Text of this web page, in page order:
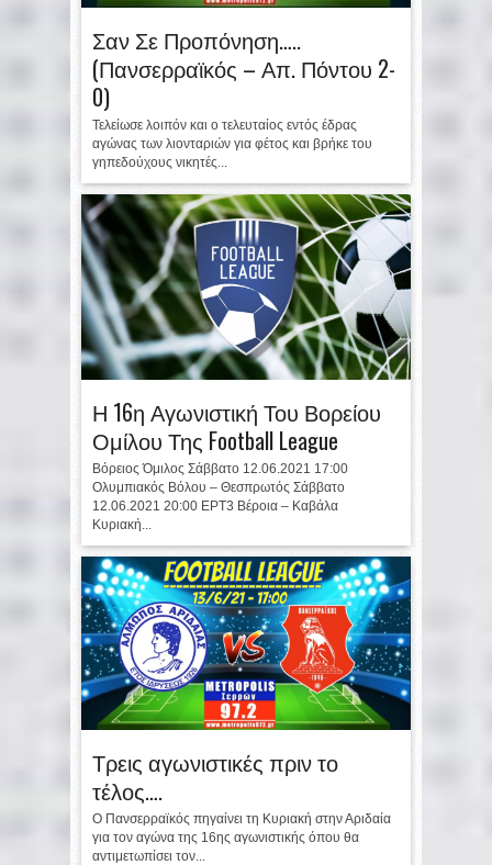
Σαν Σε Προπόνηση…..
(Πανσερραϊκός – Απ. Πόντου 2-
0)
Τελείωσε λοιπόν και ο τελευταίος εντός έδρας
αγώνας των λιονταριών για φέτος και βρήκε του
γηπεδούχους νικητές...
Η 16η Αγωνιστική Του Βορείου
Ομίλου Της Football League
Βόρειος Όμιλος Σάββατο 12.06.2021 17:00
Ολυμπιακός Βόλου – Θεσπρωτός Σάββατο
12.06.2021 20:00 ΕΡΤ3 Βέροια – Καβάλα
Κυριακή...
Τρεις αγωνιστικές πριν το
τέλος….
Ο Πανσερραϊκός πηγαίνει τη Κυριακή στην Αριδαία
για τον αγώνα της 16ης αγωνιστικής όπου θα
αντιμετωπίσει τον...